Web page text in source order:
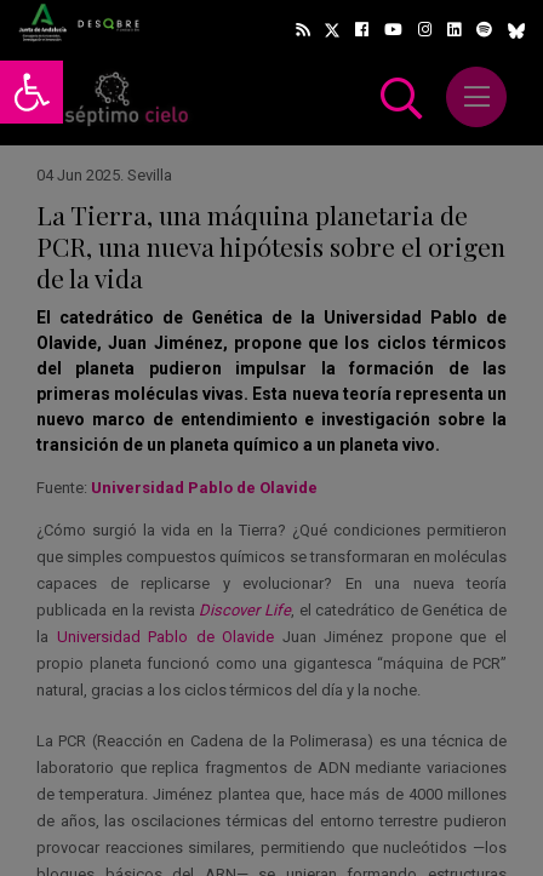
Abrir barra de herramientas
Abrir
04 Jun 2025. Sevilla
La Tierra, una máquina planetaria de
PCR, una nueva hipótesis sobre el origen
de la vida
El catedrático de Genética de la Universidad Pablo de
Olavide, Juan Jiménez, propone que los ciclos térmicos
del planeta pudieron impulsar la formación de las
primeras moléculas vivas. Esta nueva teoría representa un
nuevo marco de entendimiento e investigación sobre la
transición de un planeta químico a un planeta vivo.
Fuente: Universidad Pablo de Olavide
¿Cómo surgió la vida en la Tierra? ¿Qué condiciones permitieron
que simples compuestos químicos se transformaran en moléculas
capaces de replicarse y evolucionar? En una nueva teoría
publicada en la revista Discover Life, el catedrático de Genética de
la Universidad Pablo de Olavide Juan Jiménez propone que el
propio planeta funcionó como una gigantesca “máquina de PCR”
natural, gracias a los ciclos térmicos del día y la noche.
La PCR (Reacción en Cadena de la Polimerasa) es una técnica de
laboratorio que replica fragmentos de ADN mediante variaciones
de temperatura. Jiménez plantea que, hace más de 4000 millones
de años, las oscilaciones térmicas del entorno terrestre pudieron
provocar reacciones similares, permitiendo que nucleótidos —los